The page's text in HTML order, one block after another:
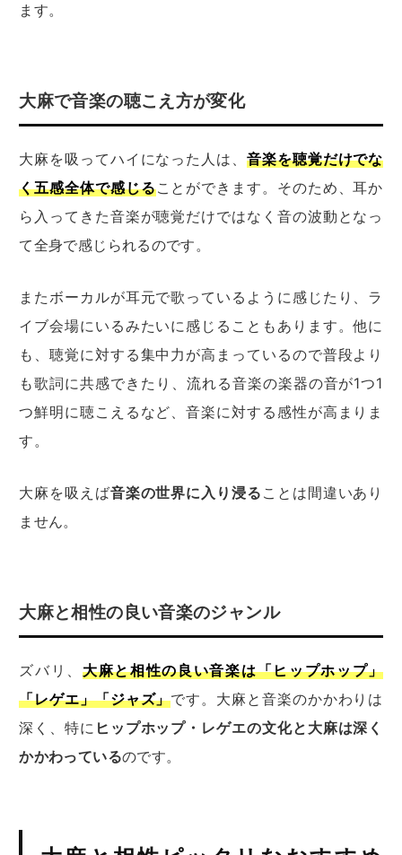
ます。
大麻で音楽の聴こえ方が変化
大麻を吸ってハイになった人は、音楽を聴覚だけでな
く五感全体で感じることができます。 そのため、耳か
ら入ってきた音楽が聴覚だけではなく音の波動となっ
て全身で感じられるのです。
またボーカルが耳元で歌っているように感じたり、ラ
イブ会場にいるみたいに感じることもあります。他に
も、聴覚に対する集中力が高まっているので普段より
も歌詞に共感できたり、流れる音楽の楽器の音が1つ1
つ鮮明に聴こえるなど、音楽に対する感性が高まりま
す。
大麻を吸えば音楽の世界に入り浸る ことは間違いあり
ません。
大麻と相性の良い音楽のジャンル
ズバリ、 大麻と相性の良い音楽は「ヒップホップ」
「レゲエ」「ジャズ」です。大麻と音楽のかかわりは
深く、特に ヒップホップ・レゲエの文化と大麻は深く
かかわっているのです。